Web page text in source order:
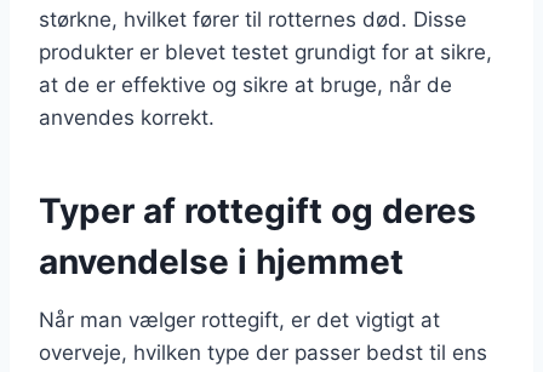
størkne, hvilket fører til rotternes død. Disse
produkter er blevet testet grundigt for at sikre,
at de er effektive og sikre at bruge, når de
anvendes korrekt.
Typer af rottegift og deres
anvendelse i hjemmet
Når man vælger rottegift, er det vigtigt at
overveje, hvilken type der passer bedst til ens